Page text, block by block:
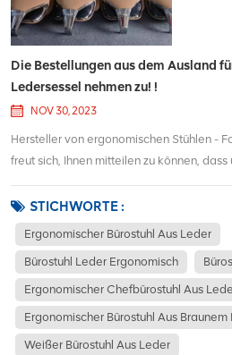
Die Bestellungen aus dem Ausland
Ledersessel nehmen zu! !
NOV 30, 2023
Hersteller von ergonomischen Stühlen -
freut sich, Ihnen mitteilen zu können,
eine enorme Resonanz gefunden haben!
sprunghaft angestiege...
STICHWORTE :
Ergonomischer Bürostuhl Aus Leder
Bürostuhl Leder Ergonomisch
Ergonomischer Chefbürostuhl Aus
Ergonomischer Bürostuhl Aus Braunem
Weißer Bürostuhl Aus Leder